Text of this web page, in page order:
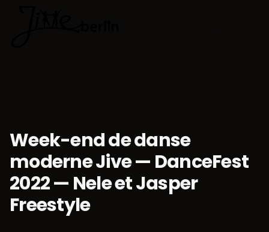
Week-end de danse
moderne Jive — DanceFest
2022 — Nele et Jasper
Freestyle